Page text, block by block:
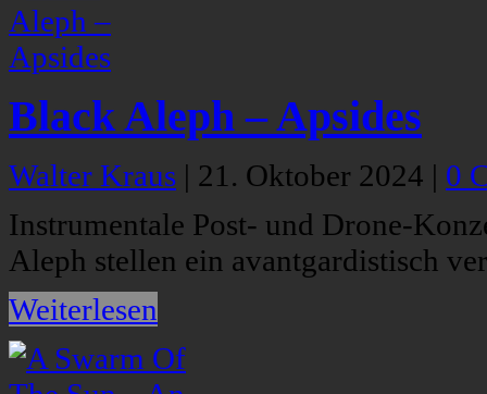
Black Aleph – Apsides
Walter Kraus | 21. Oktober 2024 | 0
Instrumentale Post- und Drone-
Aleph stellen ein avantgardistisch
Weiterlesen